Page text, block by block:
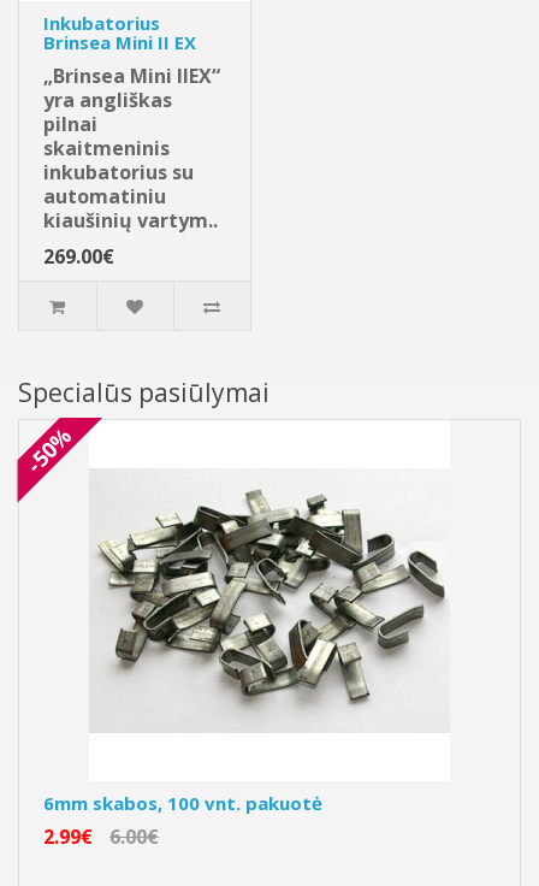
Inkubatorius
Brinsea Mini II EX
„Brinsea Mini IIEX“
yra angliškas
pilnai
skaitmeninis
inkubatorius su
automatiniu
kiaušinių vartym..
269.00€
Specialūs pasiūlymai
-50%
6mm skabos, 100 vnt. pakuotė
2.99€ 6.00€